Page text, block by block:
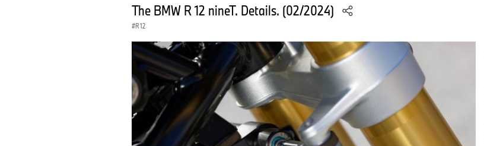
The BMW R 12 nineT. Details. (02/2024)
R 12